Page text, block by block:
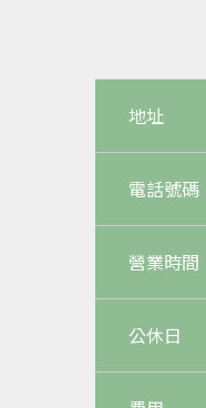
地址
電話號碼
營業時間
公休日